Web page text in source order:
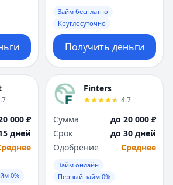
Займ бесплатно
Круглосуточно
Получить деньги
000 ₽
дней
0%
Finters
4.7
Сумма
до 20 000 ₽
Срок
до 30 дней
Одобрение
Среднее
Займ онлайн
Первый займ 0%